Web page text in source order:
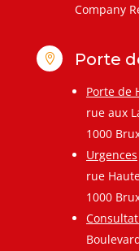
Company
 Porte
Porte de
rue aux
1000
Urgences
rue
1000